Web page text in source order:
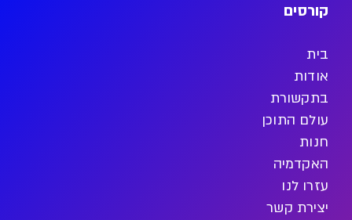
קורסים
בית
אודות
בתקשורת
עולם התוכן
חנות
האקדמיה
עזרו לנו
יצירת קשר